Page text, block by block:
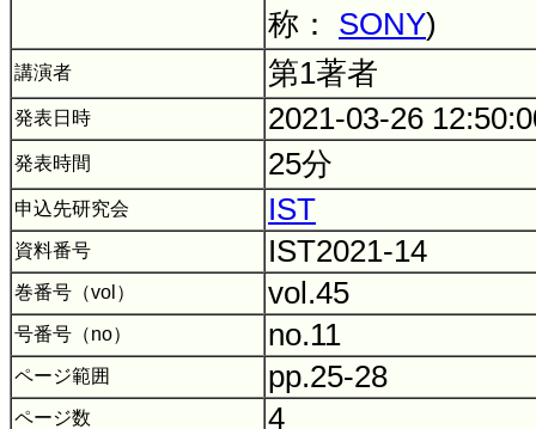
称： SONY)
講演者 第1著者
発表日時 2021-03-26
発表時間 25分
申込先研究会 IST
資料番号 IST2021-14
巻番号（vol） vol.45
号番号（no） no.11
ページ範囲 pp.25-28
ページ数 4